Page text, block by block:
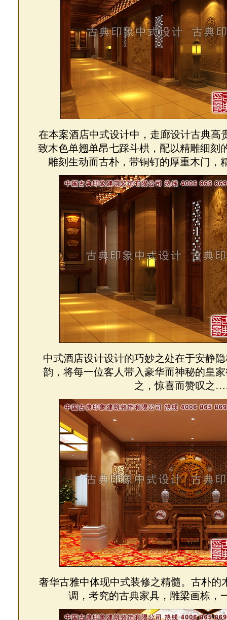
在本案酒店中式设计中，走廊设计古典高
致木色单翘单昂七踩斗栱，配以精雕细刻
雕刻生动而古朴，带铜钉的厚重木门
中式酒店设计设计的巧妙之处在于安静
韵，将每一位客人带入豪华而神秘的皇
之，惊喜而赞叹之
奢华古雅中体现中式装修之精髓。古朴的
调，考究的古典家具，雕梁画栋，